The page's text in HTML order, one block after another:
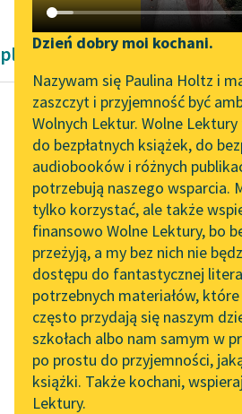
Katalog DAISY
Podkasty o książkach
Aktualności
„Prokurator Alicja Horn”
do słuchania
Byliśmy częścią AI Impact
Lab
Zapraszamy na spotkanie
online z tłumaczkami
literatury skandynawskiej
Spotkanie z Katarzyną
Tunkiel w Oslo
102. lata temu zmarł
Joseph Conrad
API
Dzień dobry moi kochani.
Nazywam się Paulina Holtz i
zaszczyt i przyjemność być
Wolnych Lektur. Wolne
do bezpłatnych książek, do
audiobooków i różnych
potrzebują naszego wsparcia.
tylko korzystać, ale także
finansowo Wolne Lektury, bo
przeżyją, a my bez nich nie
dostępu do fantastycznej
potrzebnych materiałów,
często przydają się naszym
szkołach albo nam samym w
po prostu do przyjemności,
książki. Także kochani,
Lektury.
plankty
O